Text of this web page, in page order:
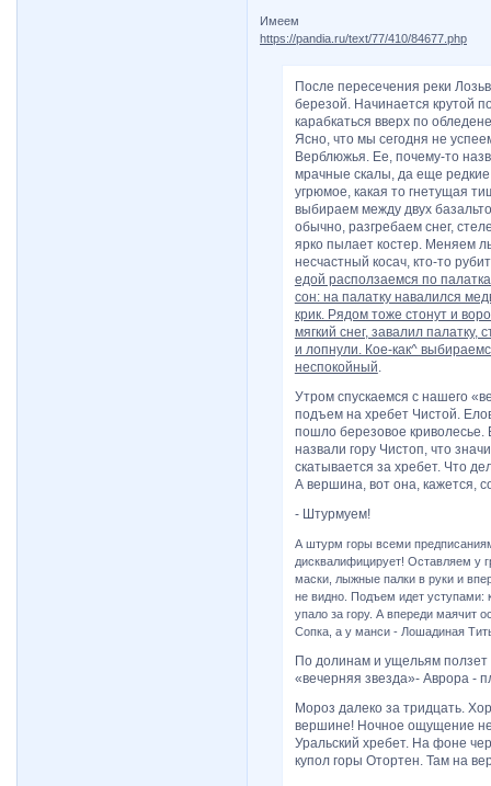
Имеем
https://pandia.ru/text/77/410/84677.php
После пересечения реки
березой. Начинается крутой
карабкаться вверх по
Ясно, что мы сегодня не
Верблюжья. Ее, почему-то
мрачные скалы, да еще
угрюмое, какая то гнетущая
выбираем между двух
обычно, разгребаем снег,
ярко пылает костер. Меняем
несчастный косач, кто-то
едой расползаемся по
сон: на палатку навалился
крик. Рядом тоже стонут и
мягкий снег, завалил
и лопнули. Кое-как^
неспокойный
Утром спускаемся с нашего
подъем на хребет Чистой.
пошло березовое
назвали гору Чистоп, что
скатывается за хребет. Что
А вершина, вот она, кажется,
- Штурмуем!
А штурм горы всеми
дисквалифицирует! Оставляем у
маски, лыжные палки в руки и
не видно. Подъем идет уступами:
упало за гору. А впереди маячит
Сопка, а у манси - Лошадиная
По долинам и ущельям ползет
«вечерняя звезда»- Аврора -
Мороз далеко за тридцать.
вершине! Ночное ощущение
Уральский хребет. На фоне
купол горы Отортен. Там на